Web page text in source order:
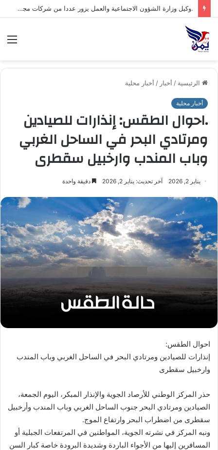
.السلطة المحلية بمحافظة شبوة تبارك العملية العسكرية النوعية للقوات المسلحة اليمنية ضد تحشيدات العدو السعودي
الرئيسية / أخبار / أخبار محلية
أخبار محلية
.احوال الطقس: إنذارات للصيادين
ومرتادي البحر في الساحل الغربي
وباب المندب وارخبيل سقطرى
يناير 2, 2026 آخر تحديث: يناير 2, 2026 دقيقة واحدة
احوال الطقس:
إنذارات للصيادين ومرتادي البحر في الساحل الغربي وباب المندب
وارخبيل سقطرى
حذر المركز الوطني للأرصاد الجوية والإنذار المبكر، اليوم الجمعة،
الصيادين ومرتادي البحر جنوب الساحل الغربي وباب المندب وأرخبيل
سقطرى من اضطراب البحر وارتفاع الموج.
ونبه المركز في نشرته الجوية، المواطنين في المرتفعات الجبلية أو
المسافرين إليها من الأجواء الباردة وشديدة البرودة خاصة كبار السن